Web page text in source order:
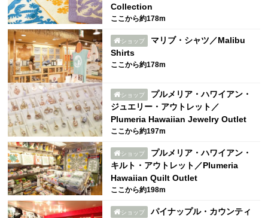
Collection
ここから約178m
ショップ
マリブ・シャツ／Malibu
Shirts
ここから約178m
ショップ
プルメリア・ハワイアン・
ジュエリー・アウトレット／
Plumeria Hawaiian Jewelry Outlet
ここから約197m
ショップ
プルメリア・ハワイアン・
キルト・アウトレット／Plumeria
Hawaiian Quilt Outlet
ここから約198m
ショップ
パイナップル・カウンティ